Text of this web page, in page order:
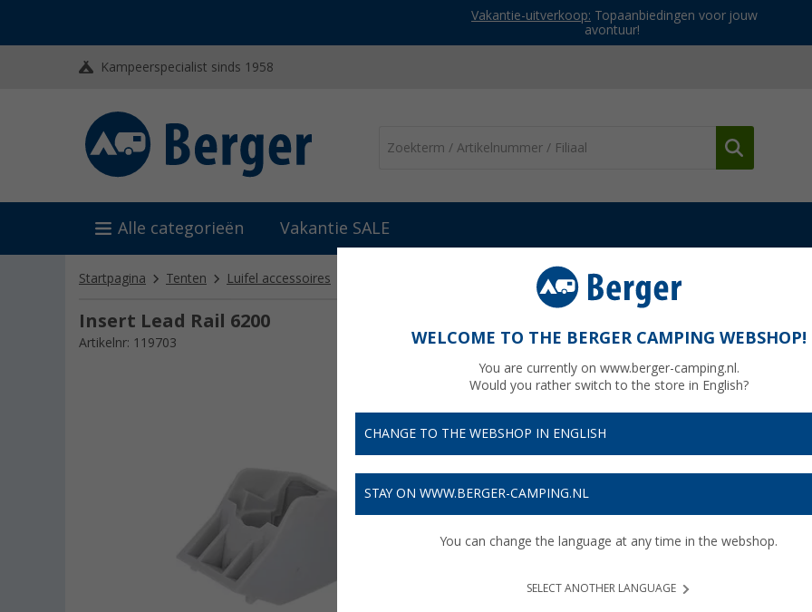
Vakantie-uitverkoop: Topaanbiedingen voor jouw
avontuur!
Kampeerspecialist sinds 1958
Alle categorieën Vakantie SALE
Startpagina Tenten Luifel accessoires Insert Lead Rail 6200
Insert Lead Rail 6200
Artikelnr: 119703
€
Prijzen
WELCOME TO THE BERGER CAMPING WEBSHOP!
You are currently on www.berger-camping.nl.
Would you rather switch to the store in English?
CHANGE TO THE WEBSHOP IN ENGLISH
STAY ON WWW.BERGER-CAMPING.NL
You can change the language at any time in the webshop.
SELECT ANOTHER LANGUAGE